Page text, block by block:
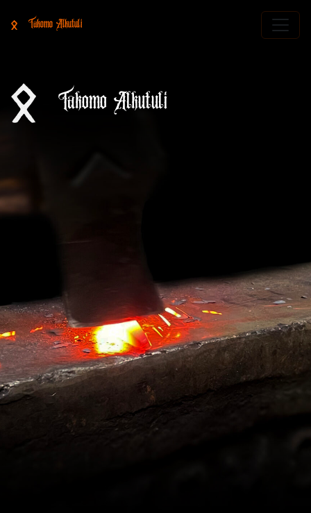
Takomo Alkutuli
Takomo Alkutuli